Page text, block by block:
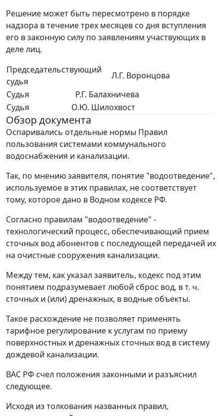
Решение может быть пересмотрено в порядке
надзора в течение трех месяцев со дня вступления
его в законную силу по заявлениям участвующих в
деле лиц.
Председательствующий
судья
Л.Г. Воронцова
Судья
Р.Г. Балахничева
Судья
О.Ю. Шилохвост
Обзор документа
Оспаривались отдельные нормы Правил
пользования системами коммунального
водоснабжения и канализации.
Так, по мнению заявителя, понятие "водоотведение",
используемое в этих правилах, не соответствует
тому, которое дано в Водном кодексе РФ.
Согласно правилам "водоотведение" -
технологический процесс, обеспечивающий прием
сточных вод абонентов с последующей передачей их
на очистные сооружения канализации.
Между тем, как указал заявитель, кодекс под этим
понятием подразумевает любой сброс вод, в т. ч.
сточных и (или) дренажных, в водные объекты.
Такое расхождение не позволяет применять
тарифное регулирование к услугам по приему
поверхностных и дренажных сточных вод в систему
дождевой канализации.
ВАС РФ счел положения законными и разъяснил
следующее.
Исходя из толкования названных правил,